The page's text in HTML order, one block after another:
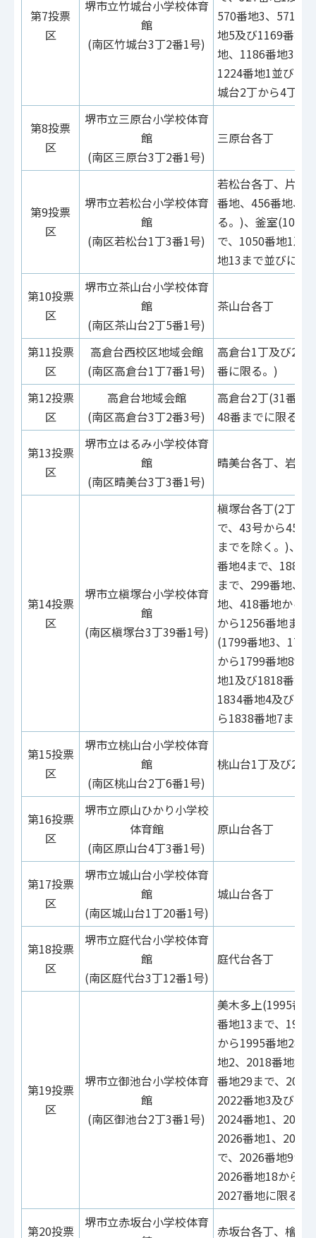
第7投票
区
堺市立竹城台小学校体育
館
(南区竹城台3丁2番1号)
570番地3、571番
地5及び1169番地
地、1186番地3、
1224番地1並びに
城台2丁から4丁ま
第8投票
区
堺市立三原台小学校体育
館
(南区三原台3丁2番1号)
三原台各丁
第9投票
区
堺市立若松台小学校体育
館
(南区若松台1丁3番1号)
若松台各丁、片蔵
番地、456番地、
る。)、釜室(1014
で、1050番地1及
地13まで並びに
第10投票
区
堺市立茶山台小学校体育
館
(南区茶山台2丁5番1号)
茶山台各丁
第11投票
区
高倉台西校区地域会館
(南区高倉台1丁7番1号)
高倉台1丁及び2丁
番に限る。)
第12投票
区
高倉台地域会館
(南区高倉台3丁2番3号)
高倉台2丁(31番か
48番までに限る。
第13投票
区
堺市立はるみ小学校体育
館
(南区晴美台3丁3番1号)
晴美台各丁、岩室
第14投票
区
堺市立槇塚台小学校体育
館
(南区槇塚台3丁39番1号)
槇塚台各丁(2丁17
で、43号から45号
までを除く。)、
番地4まで、188番
まで、299番地、
地、418番地から
から1256番地まで
(1799番地3、
から1799番地89
地1及び1818番地
1834番地4及び
ら1838番地7まで
第15投票
区
堺市立桃山台小学校体育
館
(南区桃山台2丁6番1号)
桃山台1丁及び2丁
第16投票
区
堺市立原山ひかり小学校
体育館
(南区原山台4丁3番1号)
原山台各丁
第17投票
区
堺市立城山台小学校体育
館
(南区城山台1丁20番1号)
城山台各丁
第18投票
区
堺市立庭代台小学校体育
館
(南区庭代台3丁12番1号)
庭代台各丁
第19投票
区
堺市立御池台小学校体育
館
(南区御池台2丁3番1号)
美木多上(1995番
番地13まで、
から1995番地28
地2、2018番地8
番地29まで、
2022番地3及び
2024番地1、2024
2026番地1、2026
で、2026番地9か
2026番地18から
2027番地に限る。
第20投票
堺市立赤坂台小学校体育
赤坂台各丁、檜尾